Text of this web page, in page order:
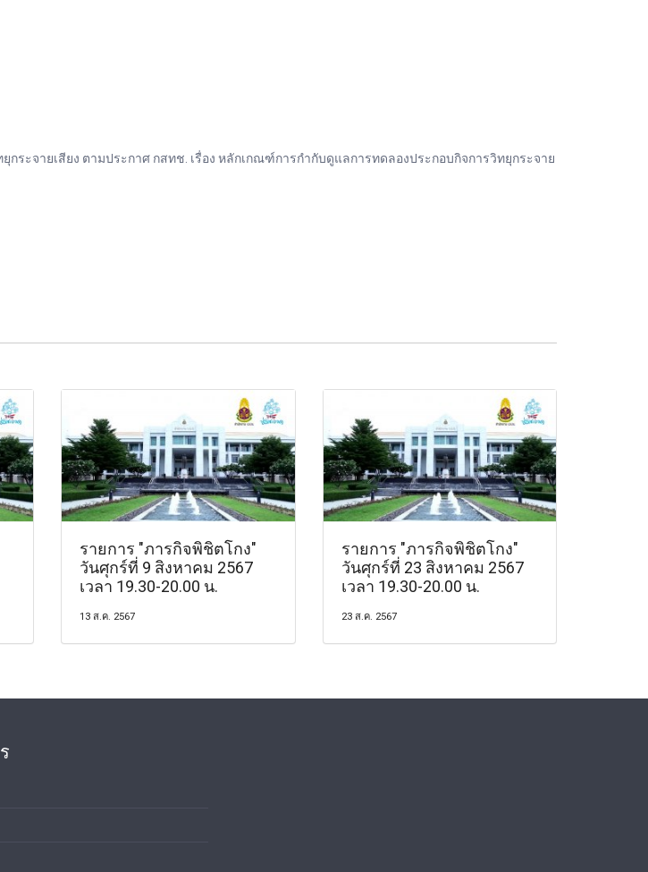
ะจายเสียง ตามประกาศ กสทช. เรื่อง หลักเกณฑ์การกำกับดูแลการทดลองประกอบกิจการวิทยุกระจาย
รายการ "ภารกิจพิชิตโกง"
วันศุกร์ที่ 9 สิงหาคม 2567
เวลา 19.30-20.00 น.
13 ส.ค. 2567
รายการ "ภารกิจพิชิตโกง"
วันศุกร์ที่ 23 สิงหาคม 2567
เวลา 19.30-20.00 น.
23 ส.ค. 2567